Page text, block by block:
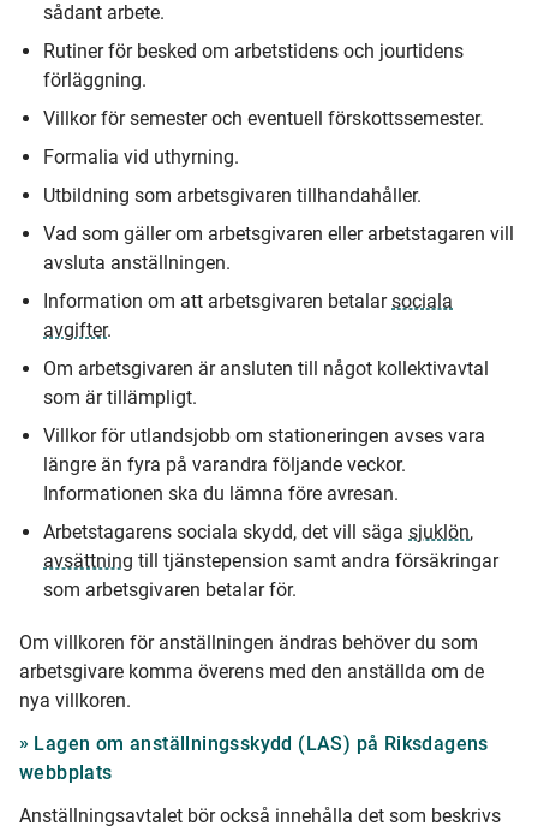
sådant arbete.
Rutiner för besked om arbetstidens och jourtidens
förläggning.
Villkor för semester och eventuell förskottssemester.
Formalia vid uthyrning.
Utbildning som arbetsgivaren tillhandahåller.
Vad som gäller om arbetsgivaren eller arbetstagaren vill
avsluta anställningen.
Information om att arbetsgivaren betalarsociala
avgifter.
Om arbetsgivaren är ansluten till något kollektivavtal
som är tillämpligt.
Villkor för utlandsjobb om stationeringen avses vara
längre än fyra på varandra följande veckor.
Informationen ska du lämna före avresan.
Arbetstagarens sociala skydd, det vill säga sjuklön,
avsättning till tjänstepension samt andra försäkringar
som arbetsgivaren betalar för.
Om villkoren för anställningen ändras behöver du som
arbetsgivare komma överens med den anställda om de
nya villkoren.
Lagen om anställningsskydd (LAS) på Riksdagens
webbplats
Anställningsavtalet bör också innehålla det som beskrivs